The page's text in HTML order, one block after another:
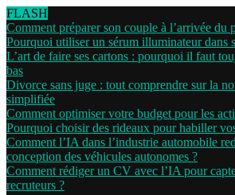
FLASH
Comment préparer son couple à l’arrivée du
Pourquoi utiliser un sérum illuminateur dans
L’art de faire ses cartons : pourquoi il faut
bas
Divorce sans juge : tout comprendre sur la
simplifiée
Comment optimiser votre budget pour les
Pourquoi choisir des rideaux pour habiller
Comment l’IA dans l’industrie automobile
conception des véhicules autonomes ?
Comment rédiger un CV avec l’IA pour
recruteurs ?